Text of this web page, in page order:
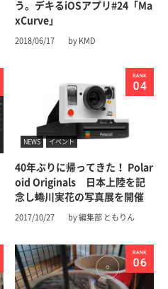
う。デキるiOSアプリ#24「Ma
xCurve」
2018/06/17 by KMD
NEWS イベント
40年ぶりに帰ってきた！ Polar
oid Originals 日本上陸を記
念し蜷川実花の写真展を開催
2017/10/27 by 編集部 ともりん